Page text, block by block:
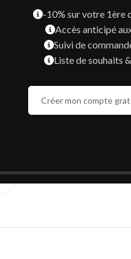
-10% sur votre 1ère
Accès anticipé
Suivi de
Liste de souhaits
Créer mon compte